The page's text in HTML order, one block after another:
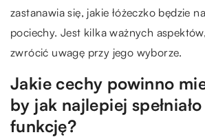
zastanawia się, jakie łóżeczko będzie
pociechy. Jest kilka ważnych
zwrócić uwagę przy jego wyborze.
Jakie cechy powinno
by jak najlepiej
funkcję?